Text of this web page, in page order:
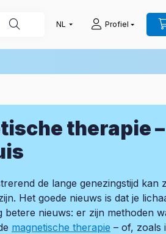
Profiel
therapie –
de lange genezingstijd kan
Het goede nieuws is dat je
nieuws: er zijn methoden
magnetische therapie – of, zoals